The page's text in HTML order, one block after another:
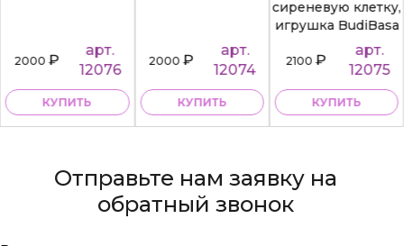
2000₽
арт.
12076
КУПИТЬ
2000₽
арт.
12074
КУПИТЬ
сиреневую клетку,
игрушка BudiBasa
2100₽
арт.
12075
КУПИТЬ
Отправьте нам заявку на
обратный звонок